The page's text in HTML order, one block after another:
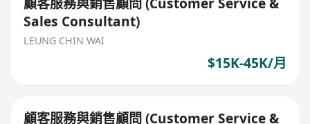
Sales Consultant)
LEUNG CHIN WAI
$15K-45K/月
顧客服務與銷售顧問 (Customer Service &